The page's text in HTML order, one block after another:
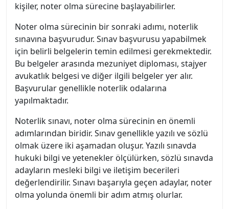
kişiler, noter olma sürecine başlayabilirler.
Noter olma sürecinin bir sonraki adımı, noterlik
sınavına başvurudur. Sınav başvurusu yapabilmek
için belirli belgelerin temin edilmesi gerekmektedir.
Bu belgeler arasında mezuniyet diploması, stajyer
avukatlık belgesi ve diğer ilgili belgeler yer alır.
Başvurular genellikle noterlik odalarına
yapılmaktadır.
Noterlik sınavı, noter olma sürecinin en önemli
adımlarından biridir. Sınav genellikle yazılı ve sözlü
olmak üzere iki aşamadan oluşur. Yazılı sınavda
hukuki bilgi ve yetenekler ölçülürken, sözlü sınavda
adayların mesleki bilgi ve iletişim becerileri
değerlendirilir. Sınavı başarıyla geçen adaylar, noter
olma yolunda önemli bir adım atmış olurlar.